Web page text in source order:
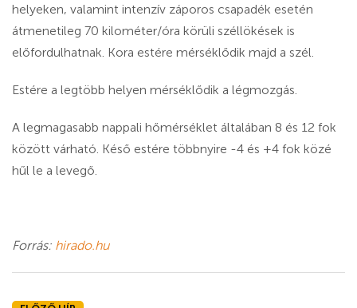
helyeken, valamint intenzív záporos csapadék esetén
átmenetileg 70 kilométer/óra körüli széllökések is
előfordulhatnak. Kora estére mérséklődik majd a szél.
Estére a legtöbb helyen mérséklődik a légmozgás.
A legmagasabb nappali hőmérséklet általában 8 és 12 fok
között várható. Késő estére többnyire -4 és +4 fok közé
hűl le a levegő.
Forrás: hirado.hu